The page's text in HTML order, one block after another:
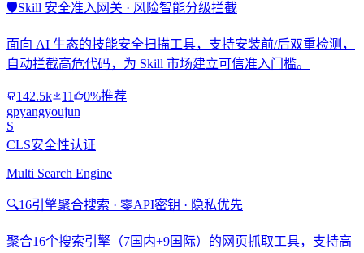
🛡️Skill 安全准入网关 · 风险智能分级拦截
面向 AI 生态的技能安全扫描工具，支持安装前/后双重检测，
自动拦截高危代码，为 Skill 市场建立可信准入门槛。
142.5k 11
0%推荐
gpyangyoujun
S
CLS安全性认证
Multi Search Engine
🔍16引擎聚合搜索 · 零API密钥 · 隐私优先
聚合16个搜索引擎（7国内+9国际）的网页抓取工具，支持高